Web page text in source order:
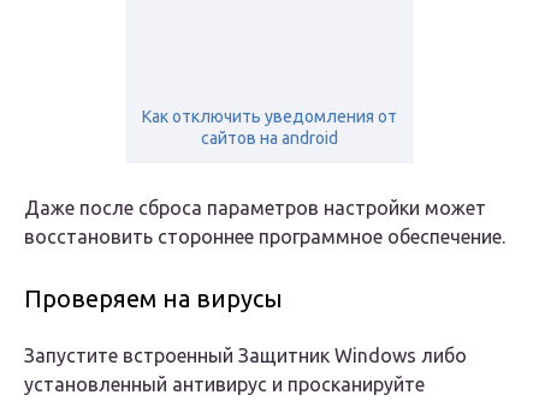
Как отключить уведомления от
сайтов на android
Даже после сброса параметров настройки может
восстановить стороннее программное обеспечение.
Проверяем на вирусы
Запустите встроенный Защитник Windows либо
установленный антивирус и просканируйте